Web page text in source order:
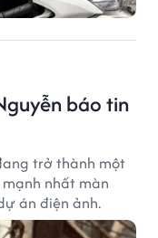
báo tin
trở thành một
nhất màn
án điện ảnh.